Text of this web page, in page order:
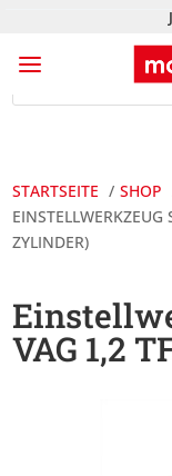
a
Products
Products
STARTSEITE SHOP
EINSTELLWERKZEUG
ZYLINDER)
VAG 1,2